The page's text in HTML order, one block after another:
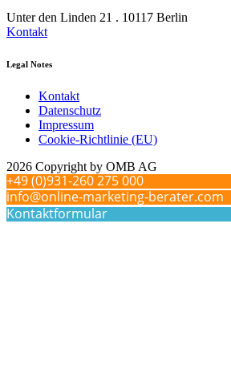
Unter den Linden 21 . 10117 Berlin
Kontakt
Legal Notes
Kontakt
Datenschutz
Impressum
Cookie-Richtlinie (EU)
2026 Copyright by OMB AG
+49 (0)931-260 275 000
info@online-marketing-berater.com
Kontaktformular